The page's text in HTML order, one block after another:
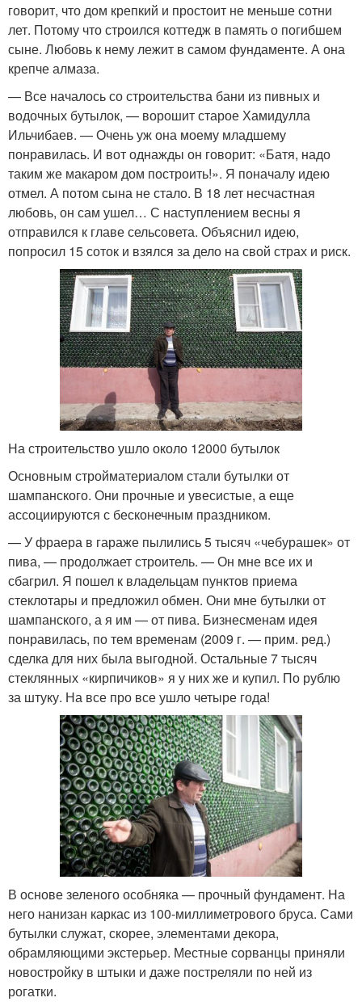
говорит, что дом крепкий и простоит не меньше сотни
лет. Потому что строился коттедж в память о погибшем
сыне. Любовь к нему лежит в самом фундаменте. А она
крепче алмаза.
— Все началось со строительства бани из пивных и
водочных бутылок, — ворошит старое Хамидулла
Ильчибаев. — Очень уж она моему младшему
понравилась. И вот однажды он говорит: «Батя, надо
таким же макаром дом построить!». Я поначалу идею
отмел. А потом сына не стало. В 18 лет несчастная
любовь, он сам ушел… С наступлением весны я
отправился к главе сельсовета. Объяснил идею,
попросил 15 соток и взялся за дело на свой страх и риск.
На строительство ушло около 12000 бутылок
Основным стройматериалом стали бутылки от
шампанского. Они прочные и увесистые, а еще
ассоциируются с бесконечным праздником.
— У фраера в гараже пылились 5 тысяч «чебурашек» от
пива, — продолжает строитель. — Он мне все их и
сбагрил. Я пошел к владельцам пунктов приема
стеклотары и предложил обмен. Они мне бутылки от
шампанского, а я им — от пива. Бизнесменам идея
понравилась, по тем временам (2009 г. — прим. ред.)
сделка для них была выгодной. Остальные 7 тысяч
стеклянных «кирпичиков» я у них же и купил. По рублю
за штуку. На все про все ушло четыре года!
В основе зеленого особняка — прочный фундамент. На
него нанизан каркас из 100-миллиметрового бруса. Сами
бутылки служат, скорее, элементами декора,
обрамляющими экстерьер. Местные сорванцы приняли
новостройку в штыки и даже постреляли по ней из
рогатки.